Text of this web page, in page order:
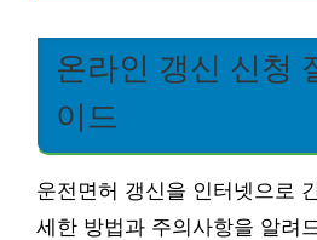
온라인 갱신 신청
이드
운전면허 갱신을 인터넷으로
세한 방법과 주의사항을 알려